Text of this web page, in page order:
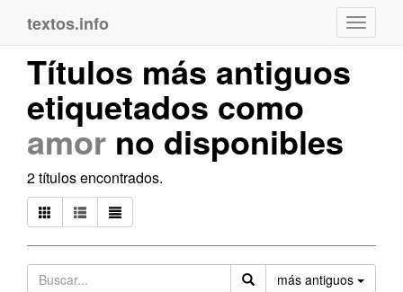
textos.info
Títulos más antiguos
etiquetados como
amor no disponibles
2 títulos encontrados.
más antiguos